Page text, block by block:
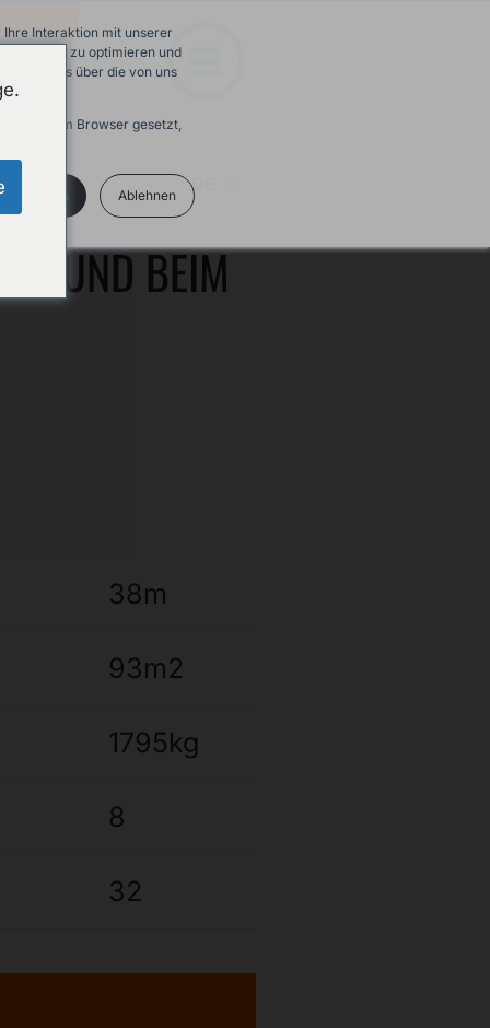
Interaktion mit unserer
Erfahrung zu optimieren und
Infos über die von uns
in Ihrem Browser gesetzt,
Ablehnen
DE
UND BEIM
38m
93m2
1795kg
8
32